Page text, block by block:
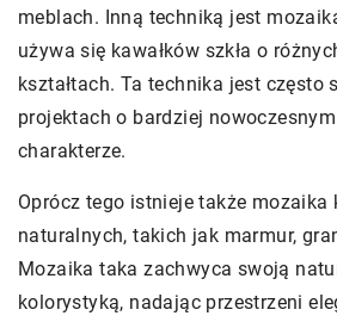
meblach. Inną techniką jest
używa się kawałków szkła o
kształtach. Ta technika jest często
projektach o bardziej
charakterze.
Oprócz tego istnieje także mozaika
naturalnych, takich jak marmur,
Mozaika taka zachwyca swoją
kolorystyką, nadając przestrzeni